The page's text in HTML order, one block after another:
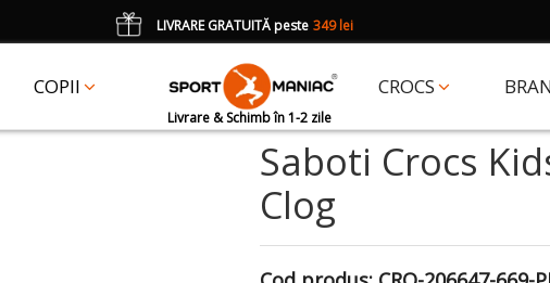
COPII CROCS
Livrare & Schimb în 1-2 zile
LIVRARE GRATUITĂ peste 349 lei
CADOUun accesoriu Crocs Jibbitz în val. de 25 lei cu codul: JIBBITZ
Saboti Crocs
Clog